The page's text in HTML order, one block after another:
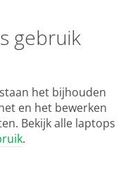
gebruik
het bijhouden
en het bewerken
Bekijk alle laptops
.